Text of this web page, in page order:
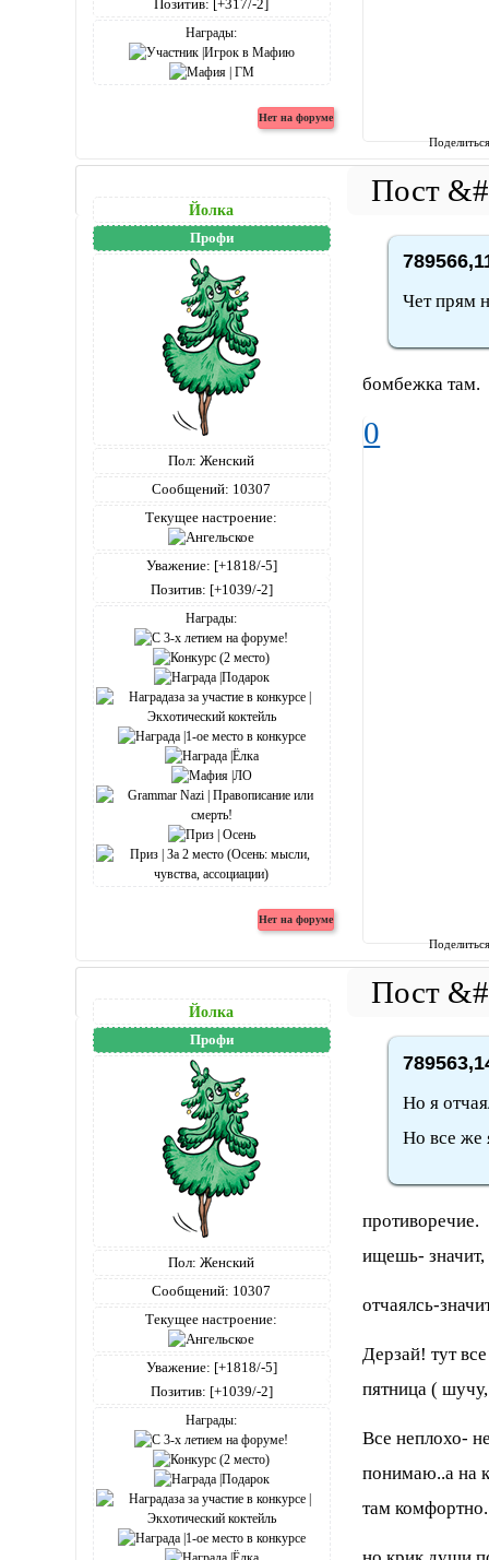
Позитив: [+317/-2]
Награды:
Йолка
Профи
Пол: Женский
Сообщений: 10307
Текущее настроение:
Уважение: [+1818/-5]
Позитив: [+1039/-2]
Награды:
Чет прям
бомбежка там.
0
Йолка
Профи
Пол: Женский
Сообщений: 10307
Текущее настроение:
Уважение: [+1818/-5]
Позитив: [+1039/-2]
Награды:
Но я
Но все же
противоречие.
ищешь- значит,
отчаялсь-
Дерзай! тут
пятница (
Все неплохо-
понимаю..а на
там